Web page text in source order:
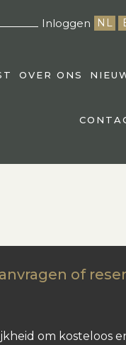
Inloggen NL
OVER ONS
of
om kosteloos